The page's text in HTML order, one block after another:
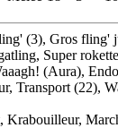
(3), Gros fling'
Super
(Aura),
Transport (22),
Krabouilleur,